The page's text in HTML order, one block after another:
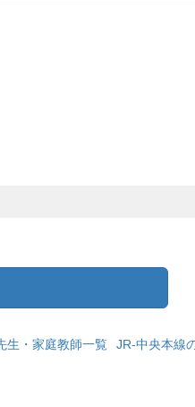
生・家庭教師一覧
JR-中央本線